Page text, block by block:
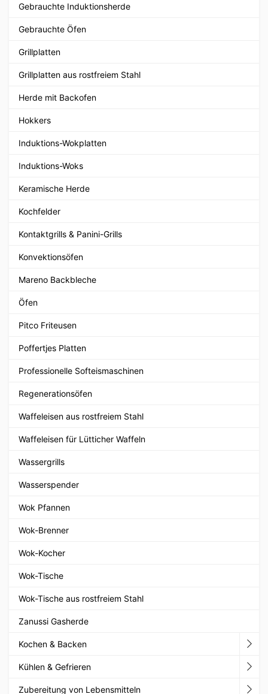
Gebrauchte Induktionsherde
Gebrauchte Öfen
Grillplatten
Grillplatten aus rostfreiem Stahl
Herde mit Backofen
Hokkers
Induktions-Wokplatten
Induktions-Woks
Keramische Herde
Kochfelder
Kontaktgrills & Panini-Grills
Konvektionsöfen
Mareno Backbleche
Öfen
Pitco Friteusen
Poffertjes Platten
Professionelle Softeismaschinen
Regenerationsöfen
Waffeleisen aus rostfreiem Stahl
Waffeleisen für Lütticher Waffeln
Wassergrills
Wasserspender
Wok Pfannen
Wok-Brenner
Wok-Kocher
Wok-Tische
Wok-Tische aus rostfreiem Stahl
Zanussi Gasherde
Kochen & Backen
Kühlen & Gefrieren
Zubereitung von Lebensmitteln